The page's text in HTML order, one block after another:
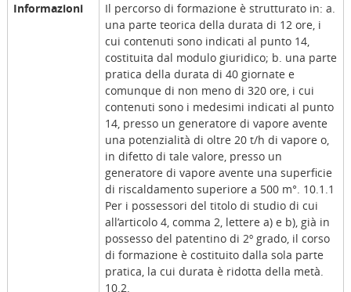
Informazioni
Il percorso di formazione è strutturato in: a.
una parte teorica della durata di 12 ore, i
cui contenuti sono indicati al punto 14,
costituita dal modulo giuridico; b. una parte
pratica della durata di 40 giornate e
comunque di non meno di 320 ore, i cui
contenuti sono i medesimi indicati al punto
14, presso un generatore di vapore avente
una potenzialità di oltre 20 t/h di vapore o,
in difetto di tale valore, presso un
generatore di vapore avente una superficie
di riscaldamento superiore a 500 m°. 10.1.1
Per i possessori del titolo di studio di cui
all’articolo 4, comma 2, lettere a) e b), già in
possesso del patentino di 2º grado, il corso
di formazione è costituito dalla sola parte
pratica, la cui durata è ridotta della metà.
10.2.